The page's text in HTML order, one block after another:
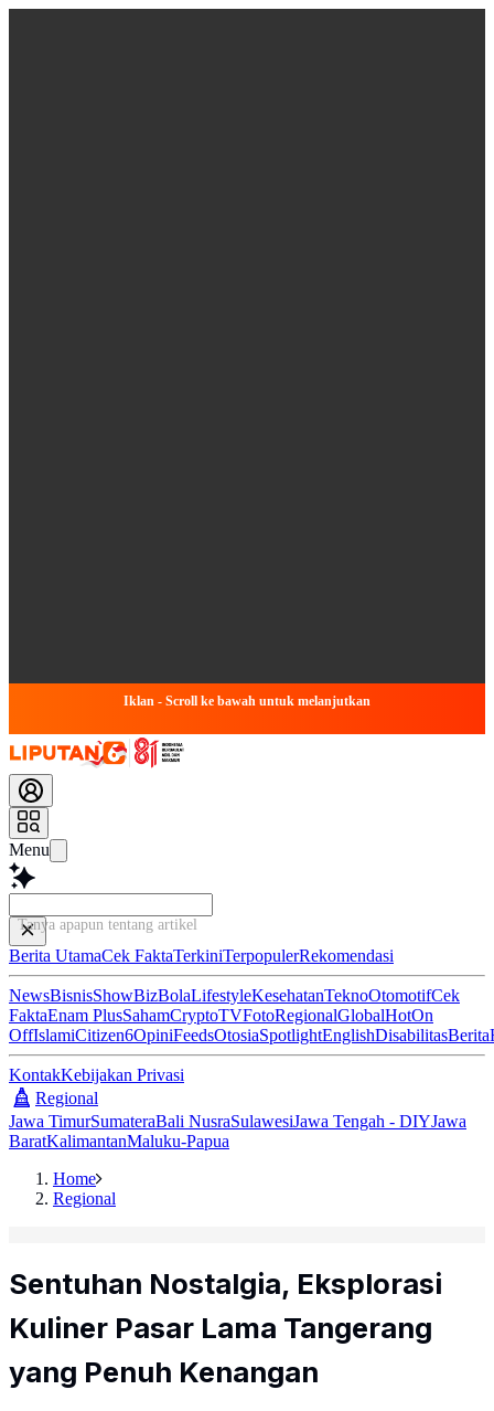
Iklan - Scroll ke bawah untuk melanjutkan
Menu
Tanya apapun tentang artikel ini...
Berita UtamaCek FaktaTerkiniTerpopulerRekomendasi
NewsBisnisShowBizBolaLifestyleKesehatanTeknoOtomotifCek
FaktaEnam PlusSahamCryptoTVFotoRegionalGlobalHotOn
OffIslamiCitizen6OpiniFeedsOtosiaSpotlightEnglishDisabilitasBerita
KontakKebijakan Privasi
Regional
Jawa TimurSumateraBali NusraSulawesiJawa Tengah - DIYJawa
BaratKalimantanMaluku-Papua
Home
Regional
Sentuhan Nostalgia, Eksplorasi
Kuliner Pasar Lama Tangerang
yang Penuh Kenangan